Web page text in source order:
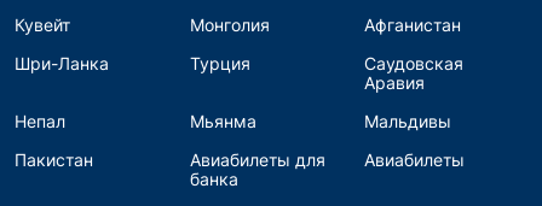
Кувейт
Монголия
Афганистан
Шри-Ланка
Турция
Саудовская
Аравия
Непал
Мьянма
Мальдивы
Пакистан
Авиабилеты для
банка
Авиабилеты